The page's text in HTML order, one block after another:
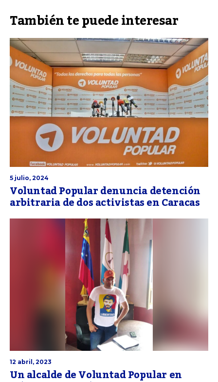
También te puede interesar
5 julio, 2024
Voluntad Popular denuncia detención
arbitraria de dos activistas en Caracas
12 abril, 2023
Un alcalde de Voluntad Popular en